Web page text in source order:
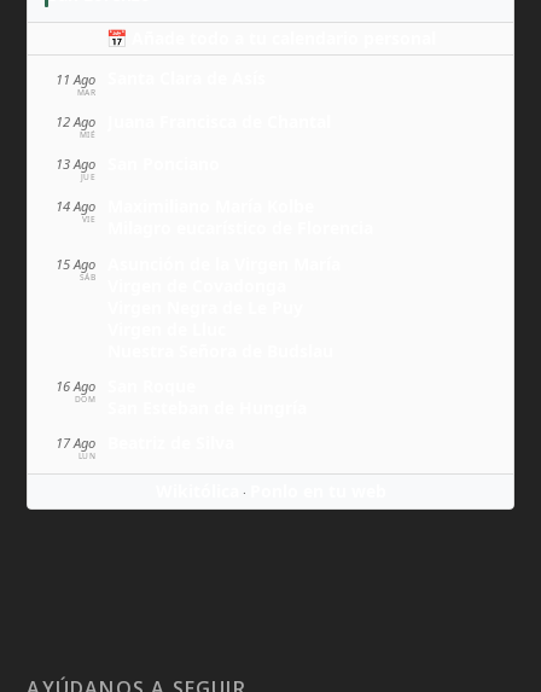
📅 Añade todo a tu calendario personal
11 Ago
MAR
12 Ago
MIÉ
13 Ago
JUE
14 Ago
VIE
15 Ago
SÁB
16 Ago
DOM
17 Ago
LUN
·